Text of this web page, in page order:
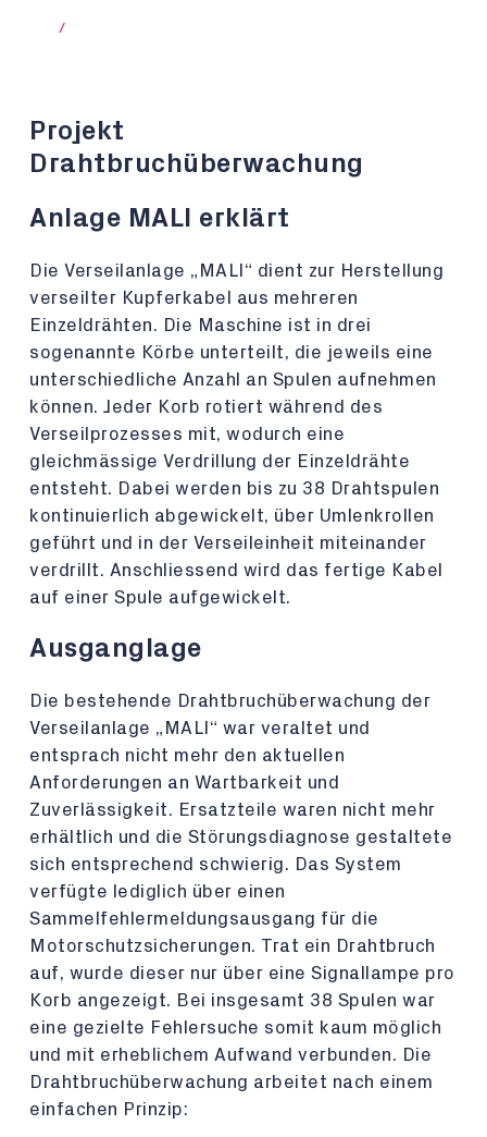
/
Projekt
Drahtbruchüberwachung
Anlage MALI erklärt
Die Verseilanlage „MALI“ dient zur Herstellung
verseilter Kupferkabel aus mehreren
Einzeldrähten. Die Maschine ist in drei
sogenannte Körbe unterteilt, die jeweils eine
unterschiedliche Anzahl an Spulen aufnehmen
können. Jeder Korb rotiert während des
Verseilprozesses mit, wodurch eine
gleichmässige Verdrillung der Einzeldrähte
entsteht. Dabei werden bis zu 38 Drahtspulen
kontinuierlich abgewickelt, über Umlenkrollen
geführt und in der Verseileinheit miteinander
verdrillt. Anschliessend wird das fertige Kabel
auf einer Spule aufgewickelt.
Ausganglage
Die bestehende Drahtbruchüberwachung der
Verseilanlage „MALI“ war veraltet und
entsprach nicht mehr den aktuellen
Anforderungen an Wartbarkeit und
Zuverlässigkeit. Ersatzteile waren nicht mehr
erhältlich und die Störungsdiagnose gestaltete
sich entsprechend schwierig. Das System
verfügte lediglich über einen
Sammelfehlermeldungsausgang für die
Motorschutzsicherungen. Trat ein Drahtbruch
auf, wurde dieser nur über eine Signallampe pro
Korb angezeigt. Bei insgesamt 38 Spulen war
eine gezielte Fehlersuche somit kaum möglich
und mit erheblichem Aufwand verbunden. Die
Drahtbruchüberwachung arbeitet nach einem
einfachen Prinzip: